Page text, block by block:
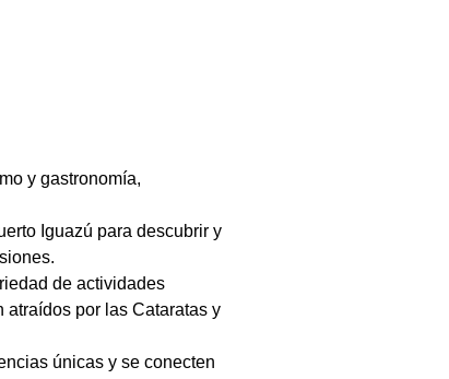
y gastronomía,
Iguazú para descubrir y
de actividades
por las Cataratas y
únicas y se conecten